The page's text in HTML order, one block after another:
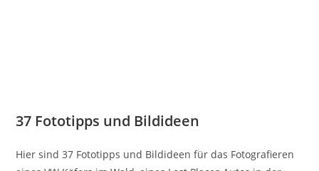
37 Fototipps und Bildideen
Hier sind 37 Fototipps und Bildideen für das Fotografieren